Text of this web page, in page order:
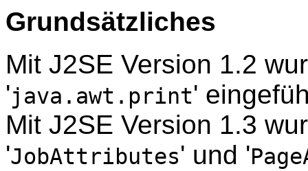
Grundsätzliches
Mit J2SE Version 1.2
'java.awt.print'
Mit J2SE Version 1.3
'JobAttributes' und '